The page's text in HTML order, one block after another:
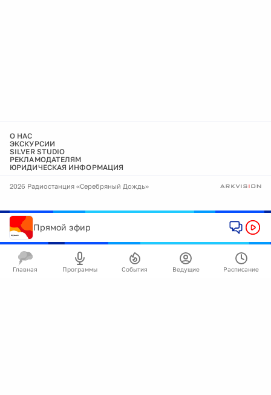
О НАС
ЭКСКУРСИИ
SILVER STUDIO
РЕКЛАМОДАТЕЛЯМ
ЮРИДИЧЕСКАЯ ИНФОРМАЦИЯ
2026 Радиостанция «Серебряный Дождь»
Прямой эфир
Главная Программы События Ведущие Расписание